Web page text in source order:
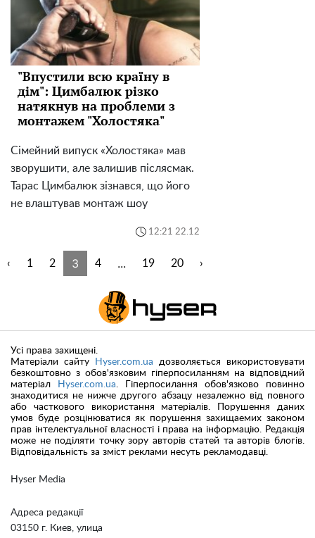
"Впустили всю країну в
дім": Цимбалюк різко
натякнув на проблеми з
монтажем "Холостяка"
Сімейний випуск «Холостяка» мав
зворушити, але залишив післясмак.
Тарас Цимбалюк зізнався, що його
не влаштував монтаж шоу
12:21 22.12
‹ 1 2 3 4 ... 19 20 ›
Hyser Media
Адреса редакції
03150 г. Киев, улица
Усі права захищені.
Матеріали сайту
Hyser.com.ua дозволяється використовувати
безкоштовно з обов'язковим гіперпосиланням на відповідний
матеріал
Hyser.com.ua. Гіперпосилання обов'язково повинно
знаходитися не нижче другого абзацу незалежно від повного
або часткового використання матеріалів. Порушення даних
умов буде розцінюватися як порушення захищаемих законом
прав інтелектуальної власності і права на інформацію. Редакція
може не поділяти точку зору авторів статей та авторів блогів.
Відповідальність за зміст реклами несуть рекламодавці.